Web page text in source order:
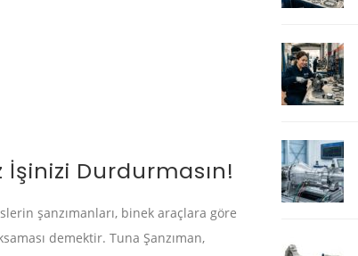
İşinizi Durdurmasın!
şanzımanları, binek araçlara göre
demektir. Tuna Şanzıman,